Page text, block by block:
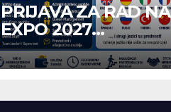
PRIJAVA ZA RAD NA
EXPO 2027
BELGRADE